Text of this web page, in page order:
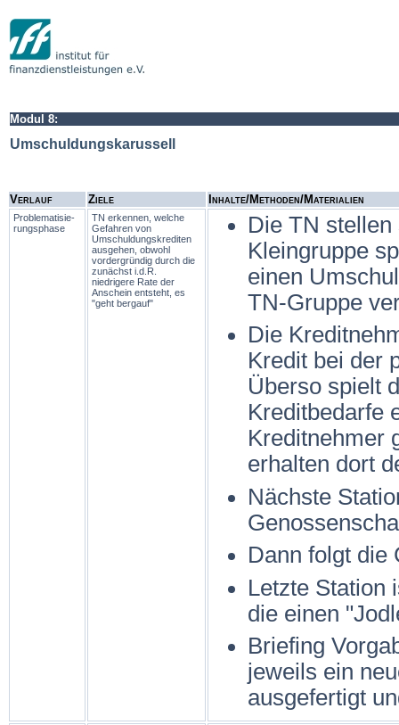
Modul 8:
Umschuldungskarussell
Verlauf Ziele Inhalte/Methoden/Materialien
Problema­tisie­
rungs­phase
TN erkennen, welche
Gefahren von
Umschuldungskrediten
ausgehen, obwohl
vordergründig durch die
zunächst i.d.R.
niedrigere Rate der
Anschein entsteht, es
"geht bergauf"
Die TN
Kleingruppe
einen
TN-Gruppe
Die
Kredit bei der
Überso spielt
Kreditbedarfe
Kreditnehmer
erhalten dort
Nächste
Dann folgt die
Letzte Station
die einen
Briefing
jeweils ein
ausgefertigt